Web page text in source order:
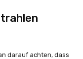
darauf achten, dass